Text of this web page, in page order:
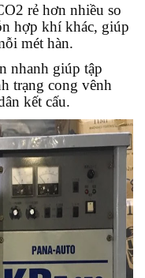
rẻ hơn nhiều so
hợp khí khác, giúp
mét hàn.
nhanh giúp tập
trạng cong vênh
kết cấu.